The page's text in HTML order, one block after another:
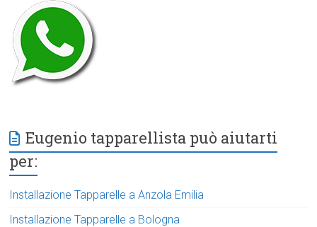
Eugenio tapparellista può aiutarti
per:
Installazione Tapparelle a Anzola Emilia
Installazione Tapparelle a Bologna